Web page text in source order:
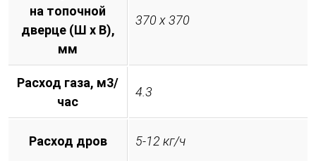
на топочной
дверце (Ш х В),
мм
370 х 370
Расход газа, м3/
час
4.3
Расход дров 5-12 кг/ч